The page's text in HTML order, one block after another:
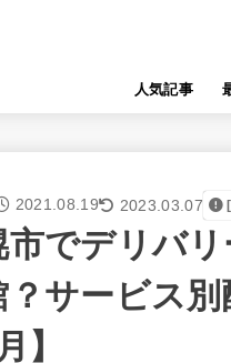
人気記事
2021.08.19 2023.03.07
市でデリバ
？サービス
】